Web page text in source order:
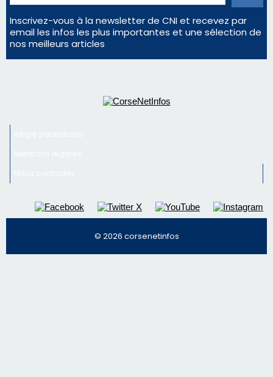
Régie publicitaire
Mentions légales
Nous contacter